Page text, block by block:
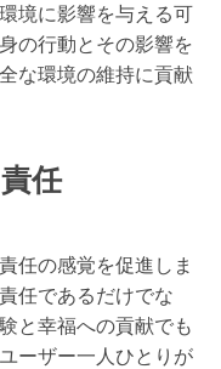
境に影響を与える可
の行動とその影響を
な環境の維持に貢献
任
任の感覚を促進しま
任であるだけでな
と幸福への貢献でも
ーザー一人ひとりが